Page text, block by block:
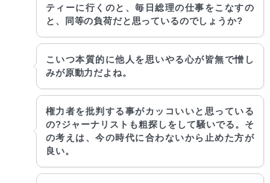
ティーに行くのと、毎日総理の仕事をこなすの
と、同等の負荷だと思っているのでしょうか?
こいつ本質的に他人を思いやる心が皆無で憎し
みが原動力だよね。
権力者を批判する事がカッコいいと思っている
の?ジャーナリストも粗探しをして騒いでる。そ
の考えは、今の時代に合わないから止めた方が
良い。